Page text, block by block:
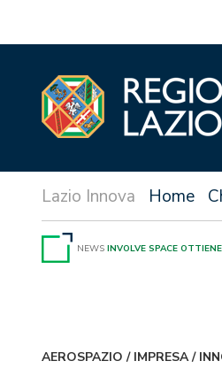
Home
NEWS INVOLVE SPACE
AEROSPAZIO / IMPRESA/